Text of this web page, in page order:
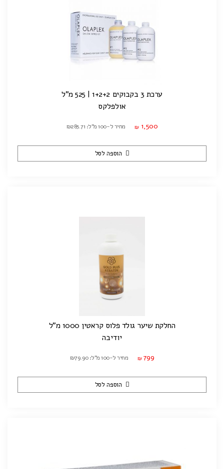
ערכת 3 בקבוקים 1+2+2 | 525 מ"ל
אולפלקס
₪ 1,500 מחיר ל-100 מ"ל: ₪285.71
הוספה לסל
החלקת שיער גולד פלוס קראטין 1000 מ"ל
יודיבה
₪ 799 מחיר ל-100 מ"ל: ₪79.90
הוספה לסל